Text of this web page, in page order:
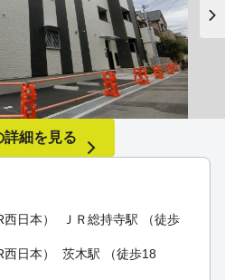
日本） ＪＲ総持寺駅 （徒歩
日本）
茨木駅 （徒歩18
詳細を見る